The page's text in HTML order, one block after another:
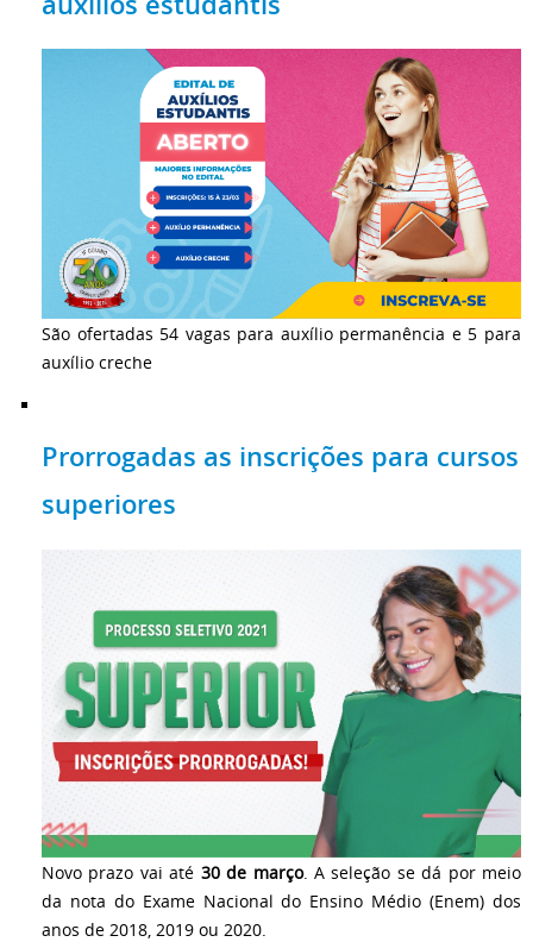
São ofertadas 54 vagas para auxílio permanência e 5 para
auxílio creche
Prorrogadas as inscrições para cursos
superiores
Novo prazo vai até 30 de março. A seleção se dá por meio
da nota do Exame Nacional do Ensino Médio (Enem) dos
anos de 2018, 2019 ou 2020.